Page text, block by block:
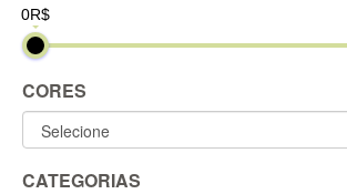
0R$
CORES
CATEGORIAS